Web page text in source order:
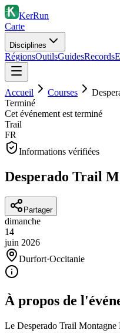
KerRun
Carte
Disciplines
RégionsOutilsGuidesRecords
Accueil Courses
Terminé
Cet événement est terminé
Trail
FR
Informations vérifiées
Desperado Trail
Partager
dimanche
14
juin 2026
Durfort·Occitanie
À propos de
Le Desperado Trail Montagne